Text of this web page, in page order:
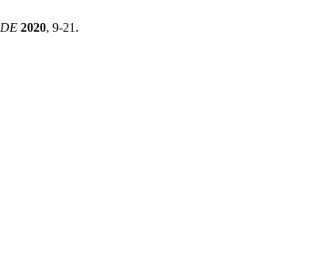
DE 2020, 9-21.